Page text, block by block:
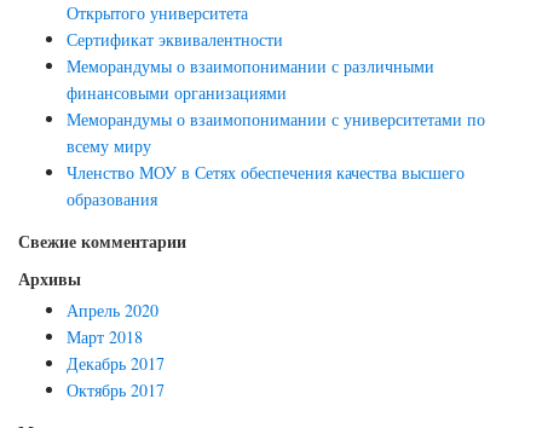
Открытого университета
Сертификат эквивалентности
Меморандумы о взаимопонимании с различными
финансовыми организациями
Меморандумы о взаимопонимании с университетами по
всему миру
Членство МОУ в Сетях обеспечения качества высшего
образования
Свежие комментарии
Архивы
Апрель 2020
Март 2018
Декабрь 2017
Октябрь 2017